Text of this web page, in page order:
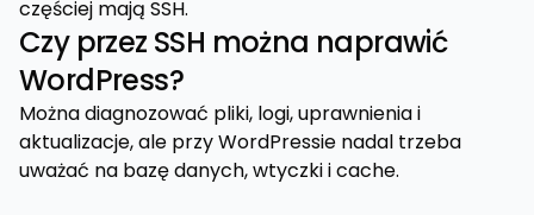
częściej mają SSH.
Czy przez SSH można naprawić
WordPress?
Można diagnozować pliki, logi, uprawnienia i
aktualizacje, ale przy WordPressie nadal trzeba
uważać na bazę danych, wtyczki i cache.